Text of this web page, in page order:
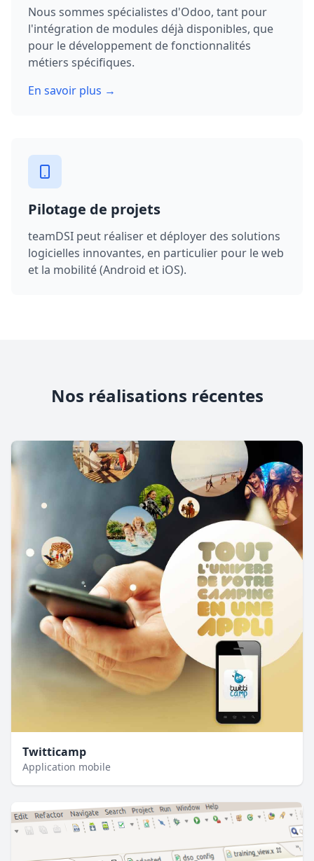
Nous sommes spécialistes d'Odoo, tant pour
l'intégration de modules déjà disponibles, que
pour le développement de fonctionnalités
métiers spécifiques.
En savoir plus →
Pilotage de projets
teamDSI peut réaliser et déployer des solutions
logicielles innovantes, en particulier pour le web
et la mobilité (Android et iOS).
Nos réalisations récentes
Twitticamp
Application mobile